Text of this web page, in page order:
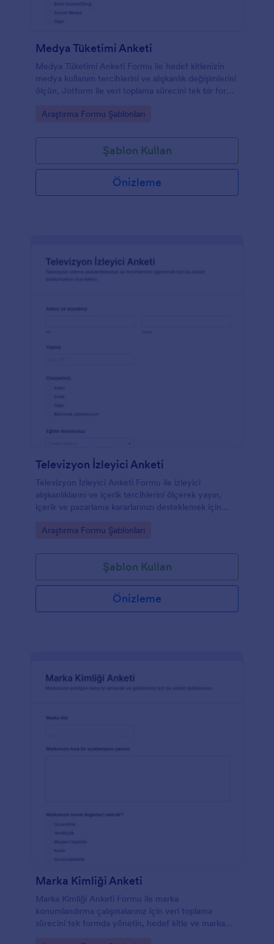
Medya Tüketimi Anketi
Medya Tüketimi Anketi Formu ile hedef kitlenizin
medya kullanım tercihlerini ve alışkanlık değişimlerini
ölçün, Jotform ile veri toplama sürecini tek bir form
Go to Category:
Araştırma Formu Şablonları
Şablon Kullan
Önizleme
Televizyon İzleyici Anketi
Televizyon İzleyici Anketi Formu ile izleyici
alışkanlıklarını ve içerik tercihlerini ölçerek yayın,
içerik ve pazarlama kararlarınızı desteklemek için
Go to Category:
Araştırma Formu Şablonları
Şablon Kullan
Önizleme
Marka Kimliği Anketi
Marka Kimliği Anketi Formu ile marka
konumlandırma çalışmalarınız için veri toplama
sürecini tek formda yönetin, hedef kitle ve marka